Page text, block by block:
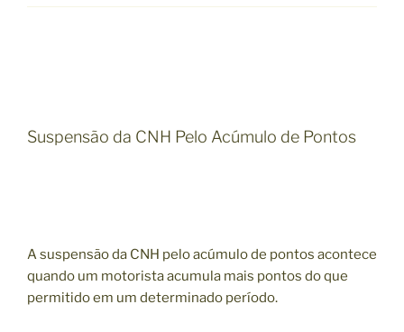
Suspensão da CNH Pelo Acúmulo de Pontos
A suspensão da CNH pelo acúmulo de pontos acontece
quando um motorista acumula mais pontos do que
permitido em um determinado período.